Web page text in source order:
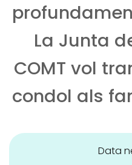
La Junta
COMT vol
condol als
Data